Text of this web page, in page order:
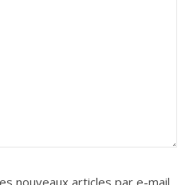
nouveaux articles par e-mail.